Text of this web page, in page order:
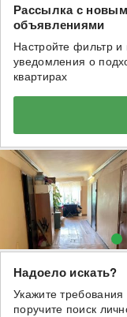
Рассылка с
объявлениями
Настройте фильтр и
уведомления о
квартирах
Надоело искать?
Укажите требования
поручите поиск